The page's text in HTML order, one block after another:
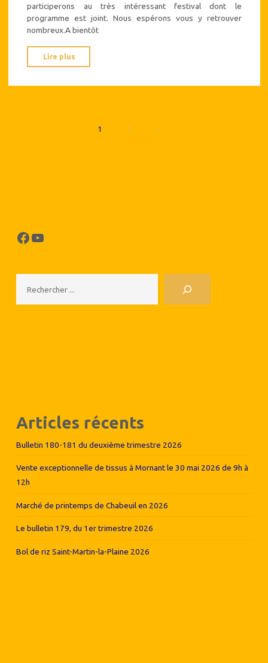
participerons au très intéressant festival dont le
programme est joint. Nous espérons vous y retrouver
nombreux.A bientôt
Lire plus
au
1 2
Facebook
YouTube
Articles récents
Bulletin 180-181 du deuxième trimestre 2026
Vente exceptionnelle de tissus à Mornant le 30 mai 2026 de 9h à
12h
Marché de printemps de Chabeuil en 2026
Le bulletin 179, du 1er trimestre 2026
Bol de riz Saint-Martin-la-Plaine 2026